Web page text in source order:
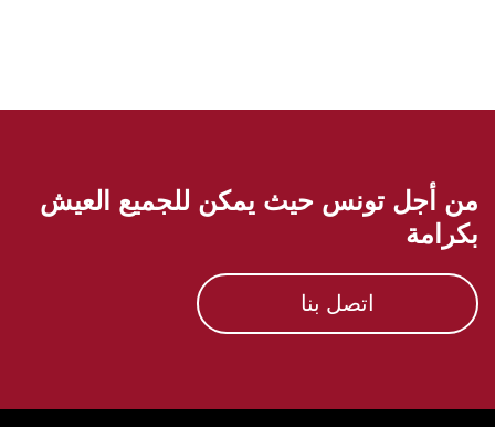
من أجل تونس حيث يمكن للجميع العيش
بكرامة
اتصل بنا